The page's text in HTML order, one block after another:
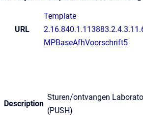
URL
Template
MPBaseAfhVoorschrift5
Description
Sturen/ontvangen
(PUSH)